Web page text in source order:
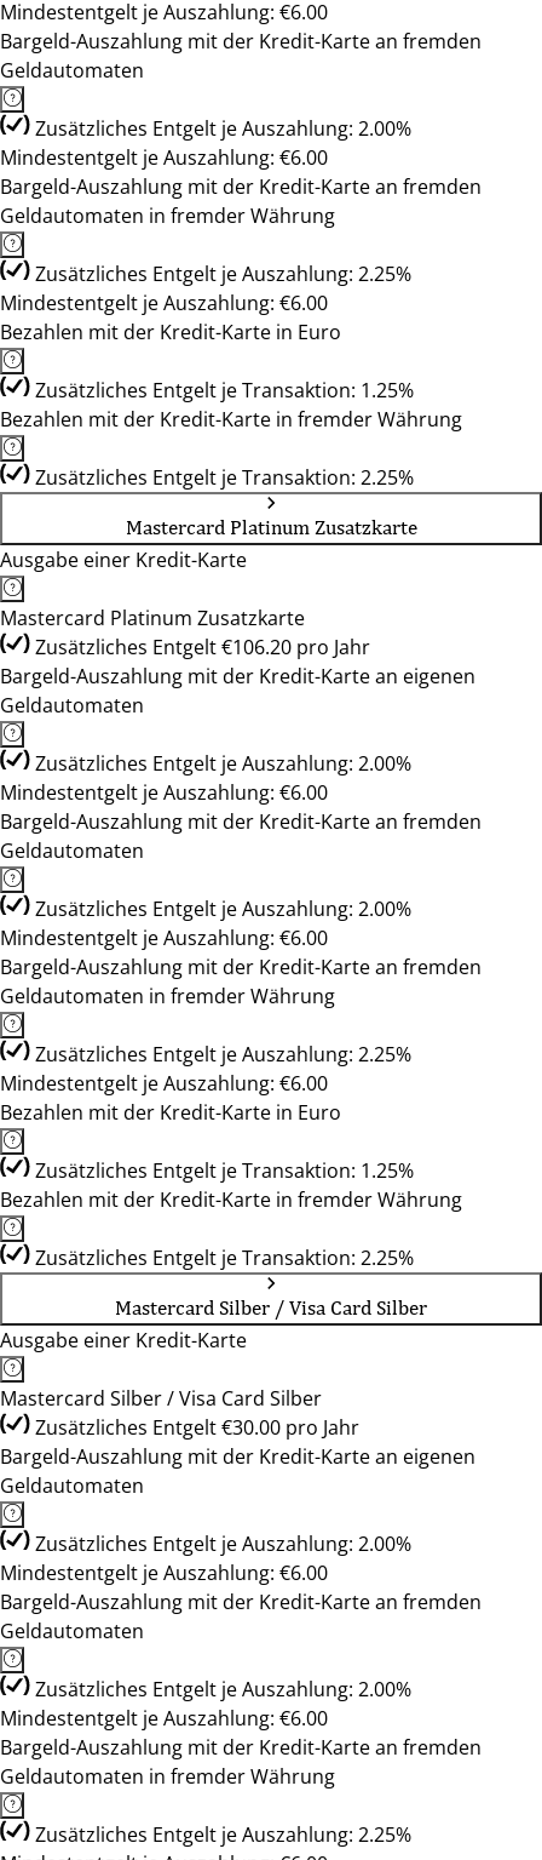
Mindestentgelt je Auszahlung: €6.00
Bargeld-Auszahlung mit der Kredit-Karte an fremden
Geldautomaten
Zusätzliches Entgelt je Auszahlung: 2.00%
Mindestentgelt je Auszahlung: €6.00
Bargeld-Auszahlung mit der Kredit-Karte an fremden
Geldautomaten in fremder Währung
Zusätzliches Entgelt je Auszahlung: 2.25%
Mindestentgelt je Auszahlung: €6.00
Bezahlen mit der Kredit-Karte in Euro
Zusätzliches Entgelt je Transaktion: 1.25%
Bezahlen mit der Kredit-Karte in fremder Währung
Zusätzliches Entgelt je Transaktion: 2.25%
Mastercard Platinum Zusatzkarte
Ausgabe einer Kredit-Karte
Mastercard Platinum Zusatzkarte
Zusätzliches Entgelt €106.20 pro Jahr
Bargeld-Auszahlung mit der Kredit-Karte an eigenen
Geldautomaten
Zusätzliches Entgelt je Auszahlung: 2.00%
Mindestentgelt je Auszahlung: €6.00
Bargeld-Auszahlung mit der Kredit-Karte an fremden
Geldautomaten
Zusätzliches Entgelt je Auszahlung: 2.00%
Mindestentgelt je Auszahlung: €6.00
Bargeld-Auszahlung mit der Kredit-Karte an fremden
Geldautomaten in fremder Währung
Zusätzliches Entgelt je Auszahlung: 2.25%
Mindestentgelt je Auszahlung: €6.00
Bezahlen mit der Kredit-Karte in Euro
Zusätzliches Entgelt je Transaktion: 1.25%
Bezahlen mit der Kredit-Karte in fremder Währung
Zusätzliches Entgelt je Transaktion: 2.25%
Mastercard Silber / Visa Card Silber
Ausgabe einer Kredit-Karte
Mastercard Silber / Visa Card Silber
Zusätzliches Entgelt €30.00 pro Jahr
Bargeld-Auszahlung mit der Kredit-Karte an eigenen
Geldautomaten
Zusätzliches Entgelt je Auszahlung: 2.00%
Mindestentgelt je Auszahlung: €6.00
Bargeld-Auszahlung mit der Kredit-Karte an fremden
Geldautomaten
Zusätzliches Entgelt je Auszahlung: 2.00%
Mindestentgelt je Auszahlung: €6.00
Bargeld-Auszahlung mit der Kredit-Karte an fremden
Geldautomaten in fremder Währung
Zusätzliches Entgelt je Auszahlung: 2.25%